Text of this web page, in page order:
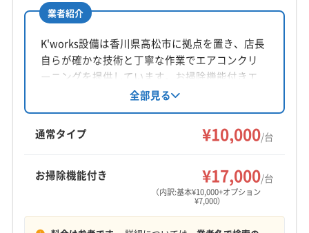
所在地
徳島県徳島市
対応地域
吉野川市 小松島市
鳴門市
三好郡東みよし町 勝浦郡勝浦町
勝浦郡上勝町
那賀郡那賀町
板野郡上板町
美馬郡つるぎ町
名西郡石井町
(香川県) 東かがわ市
業者紹介
K'works設備は香川県高松市に拠点を置き、店長
自らが確かな技術と丁寧な作業でエアコンクリ
ーニングを提供しています。お掃除機能付きエ
アコンにも対応し、高圧洗浄機で頑固な汚れを
除去。損害保険加入済みです。土日祝日も対応
可能です。
全部見る
通常タイプ ¥10,000/台
お掃除機能付き ¥17,000/台
（内訳:基本¥10,000+オプション
¥7,000）